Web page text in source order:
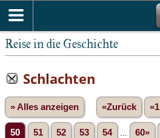
Reise in die Geschichte
Schlachten
» Alles anzeigen «Zurück «1
50 51 52 53 54 60»